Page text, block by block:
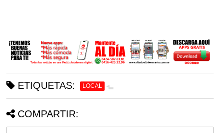
ETIQUETAS: LOCAL
COMPARTIR: